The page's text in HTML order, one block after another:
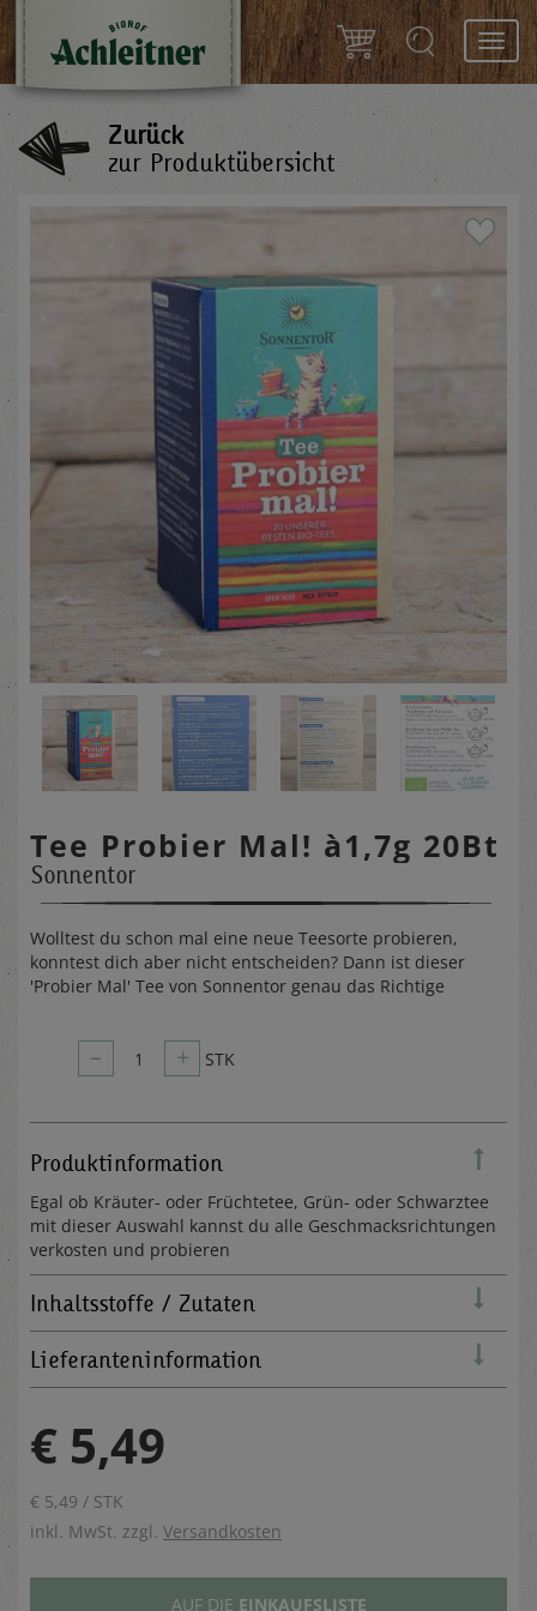
Zurück
zur Produktübersicht
Tee Probier Mal! à1,7g 20Bt
Sonnentor
Wolltest du schon mal eine neue Teesorte probieren,
konntest dich aber nicht entscheiden? Dann ist dieser
'Probier Mal' Tee von Sonnentor genau das Richtige
– 1 + STK
Produktinformation
Egal ob Kräuter- oder Früchtetee, Grün- oder Schwarztee
mit dieser Auswahl kannst du alle Geschmacksrichtungen
verkosten und probieren
Inhaltsstoffe / Zutaten
Lieferanteninformation
€ 5,49
€ 5,49 / STK
inkl. MwSt. zzgl. Versandkosten
AUF DIE EINKAUFSLISTE